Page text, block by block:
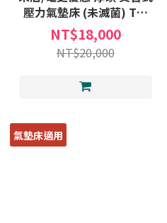
壓力氣墊床 (未滅菌) TS-
30U 6吋20管 日形管 氣墊
床補助B款 贈:床包X1+中單
X1 TS30U
NT$18,000
NT$20,000
氣墊床適用